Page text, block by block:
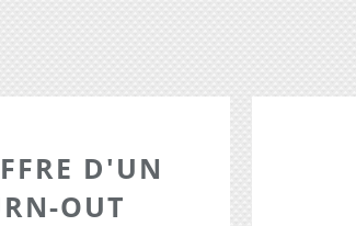
D'UN
OUT